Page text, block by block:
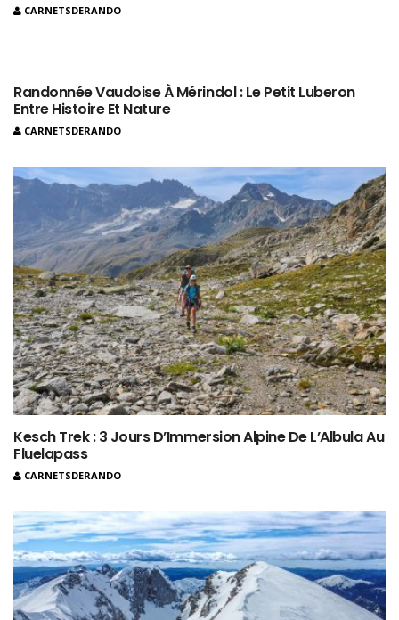
CARNETSDERANDO
Randonnée Vaudoise À Mérindol : Le Petit Luberon
Entre Histoire Et Nature
CARNETSDERANDO
Kesch Trek : 3 Jours D’Immersion Alpine De L’Albula Au
Fluelapass
CARNETSDERANDO